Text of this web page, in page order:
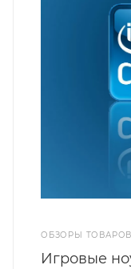
ОБЗОРЫ ТОВАРОВ
Игровые